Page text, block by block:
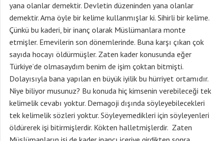
yana olanlar demektir. Devletin düzeninden yana olanlar
demektir. Ama öyle bir kelime kullanmışlar ki. Sihirli bir kelime.
Çünkü bu kaderi, bir inanç olarak Müslümanlara monte
etmişler. Emevilerin son dönemlerinde. Buna karşı çıkan çok
sayıda hocayı öldürmüşler. Zaten kader konusunda eğer
Türkiye’de olmasaydım benim de işim çoktan bitmişti.
Dolayısıyla bana yapılan en büyük iyilik bu hürriyet ortamıdır.
Niye biliyor musunuz? Bu konuda hiç kimsenin verebileceği tek
kelimelik cevabı yoktur. Demagoji dışında söyleyebilecekleri
tek kelimelik sözleri yoktur. Söyleyemedikleri için söyleyenleri
öldürerek işi bitirmişlerdir. Kökten halletmişlerdir. Zaten